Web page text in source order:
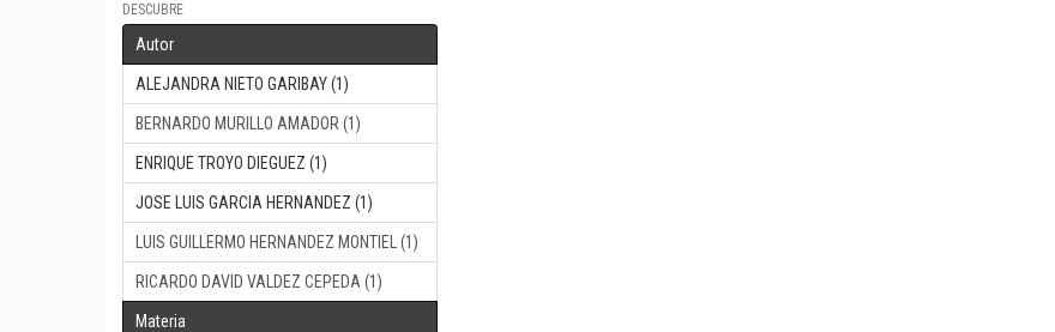
DESCUBRE
Autor
ALEJANDRA NIETO GARIBAY (1)
BERNARDO MURILLO AMADOR (1)
ENRIQUE TROYO DIEGUEZ (1)
JOSE LUIS GARCIA HERNANDEZ (1)
LUIS GUILLERMO HERNANDEZ MONTIEL (1)
RICARDO DAVID VALDEZ CEPEDA (1)
Materia